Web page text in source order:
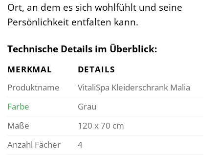
Ort, an dem es sich wohlfühlt und seine
Persönlichkeit entfalten kann.
Technische Details im Überblick:
MERKMAL
DETAILS
Produktname
VitaliSpa Kleiderschrank Malia
Farbe
Grau
Maße
120 x 70 cm
Anzahl Fächer
4